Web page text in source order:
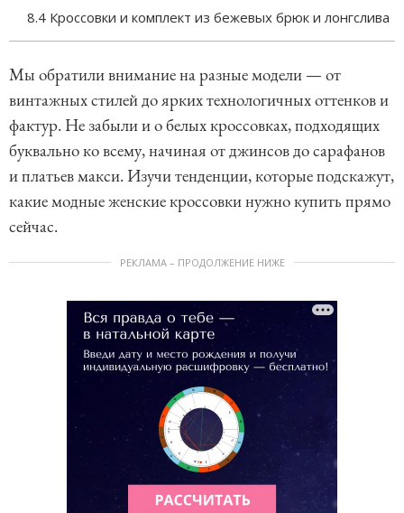
8.4 Кроссовки и комплект из бежевых брюк и лонгслива
Мы обратили внимание на разные модели — от
винтажных стилей до ярких технологичных оттенков и
фактур. Не забыли и о белых кроссовках, подходящих
буквально ко всему, начиная от джинсов до сарафанов
и платьев макси. Изучи тенденции, которые подскажут,
какие модные женские кроссовки нужно купить прямо
сейчас.
РЕКЛАМА – ПРОДОЛЖЕНИЕ НИЖЕ